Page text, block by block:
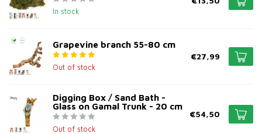
In stock
Grapevine branch 55-80 cm
Out of stock
€27,99
Digging Box / Sand Bath -
Glass on Gamal Trunk - 20 cm
Out of stock
€54,50